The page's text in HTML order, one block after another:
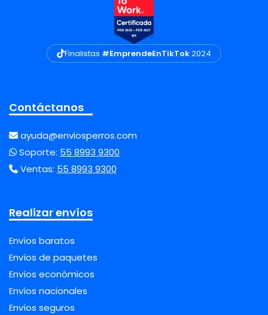
Finalistas #EmprendeEnTikTok2024
Contáctanos
ayuda@enviosperros.com
Soporte: 55 8993 9300
Ventas: 55 8993 9300
Realizar envíos
Envíos baratos
Envíos de paquetes
Envíos económicos
Envíos nacionales
Envíos seguros